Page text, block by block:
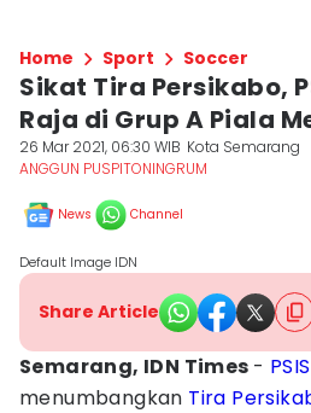
Home Sport Soccer
Sikat Tira Persikabo,
Raja di Grup A Piala
26 Mar 2021, 06:30 WIB Kota Semarang
ANGGUN PUSPITONINGRUM
News Channel
Default Image IDN
Share Article
Semarang, IDN Times -
menumbangkan Tira